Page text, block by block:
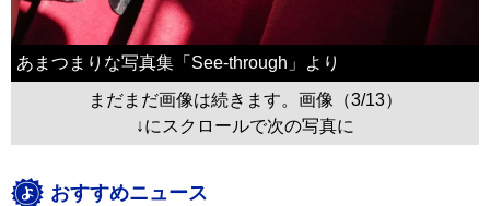
あまつまりな写真集「See-through」より
まだまだ画像は続きます。画像（3/13）
↓にスクロールで次の写真に
おすすめニュース